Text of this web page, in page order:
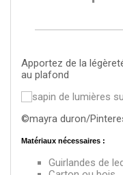
Apportez de la
au plafond
©mayra duron/
Matériaux nécessaires :
Guirlandes de